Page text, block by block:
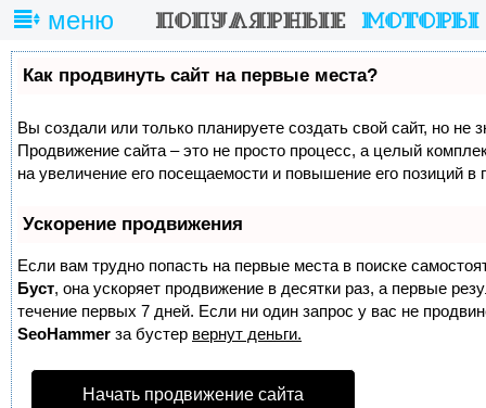
меню
Как продвинуть сайт на первые места?
Вы создали или только планируете создать свой сайт, но не
Продвижение сайта – это не просто процесс, а целый
на увеличение его посещаемости и повышение его позиций в
Ускорение продвижения
Если вам трудно попасть на первые места в поиске
Буст, она ускоряет продвижение в десятки раз, а первые
течение первых 7 дней. Если ни один запрос у вас не
SeoHammer за бустер вернут деньги.
Начать продвижение сайта